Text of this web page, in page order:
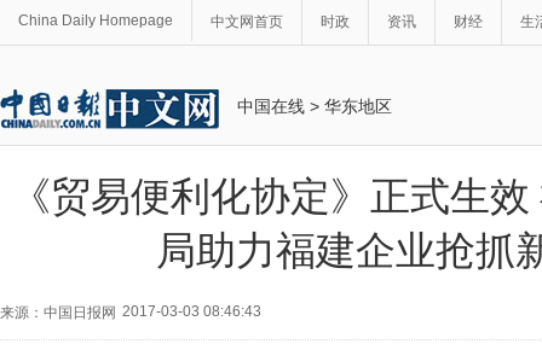
China Daily Homepage 中文网首页 时政 资讯 财经 生
中国在线 > 华东地区
《贸易便利化协定》正式生
局助力福建企业抢抓
来源：中国日报网 2017-03-03 08:46:43